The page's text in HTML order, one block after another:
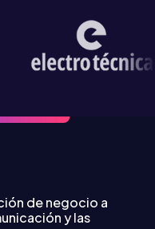
de negocio a
y las